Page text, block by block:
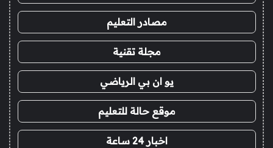
مصادر التعليم
مجلة تقنية
يو ان بي الرياضي
موقع حالة للتعليم
اخبار 24 ساعة